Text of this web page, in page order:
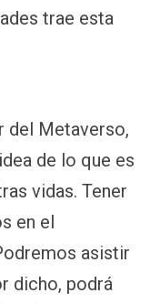
trae esta
del Metaverso,
de lo que es
vidas. Tener
en el
asistir
dicho, podrá